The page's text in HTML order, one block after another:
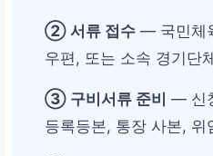
② 서류 접수 — 국민체
우편, 또는 소속 경기단
③ 구비서류 준비 — 신
등록등본, 통장 사본, 위